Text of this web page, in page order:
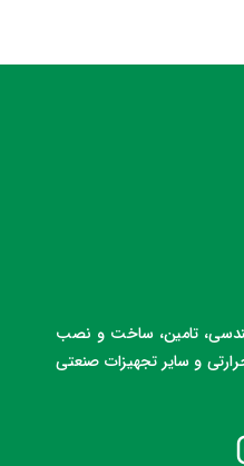
تامین، ساخت و نصب
و سایر تجهیزات صنعتی